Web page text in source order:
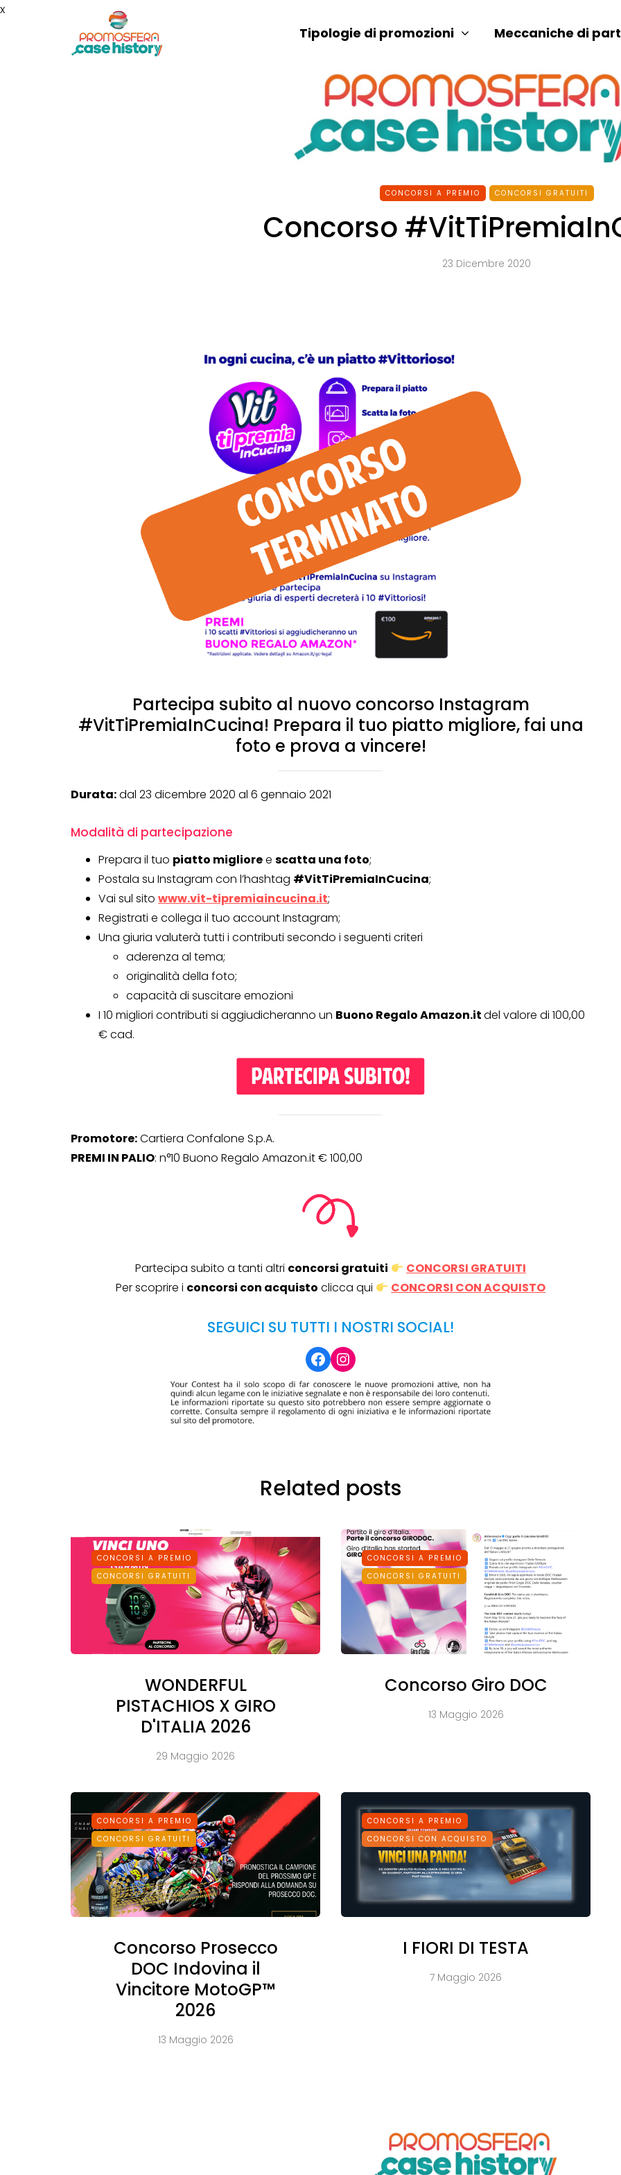
x
Tipologie di promozioni Meccaniche di
CONCORSI A PREMIO CONCORSI GRATUITI
Concorso
23 Dicembre 2020
Partecipa subito al nuovo concorso Instagram
#VitTiPremiaInCucina! Prepara il tuo piatto migliore, fai una
foto e prova a vincere!
Durata:dal 23 dicembre 2020 al 6 gennaio 2021
Modalità di partecipazione
Prepara il tuo piatto miglioree scatta una foto;
Postala su Instagram con l’hashtag #VitTiPremiaInCucina;
Vai sul sito www.vit-tipremiaincucina.it;
Registrati e collega il tuo account Instagram;
Una giuria valuterà tutti i contributi secondo i seguenti criteri
aderenza al tema;
originalità della foto;
capacità di suscitare emozioni
I 10 migliori contributi si aggiudicheranno un Buono Regalo Amazon.itdel valore di 100,00
€ cad.
Promotore:Cartiera Confalone S.p.A.
PREMI IN PALIO: n°10 Buono Regalo Amazon.it € 100,00
Partecipa subito a tanti altri concorsi gratuiti
CONCORSI GRATUITI
Per scoprire i concorsi con acquisto clicca qui CONCORSI CON ACQUISTO
SEGUICI SU TUTTI I NOSTRI SOCIAL!
Facebook
Instagram
Related posts
CONCORSI A PREMIO
CONCORSI GRATUITI
WONDERFUL
PISTACHIOS X GIRO
D'ITALIA 2026
29 Maggio 2026
CONCORSI A PREMIO
CONCORSI GRATUITI
Concorso Giro DOC
13 Maggio 2026
CONCORSI A PREMIO
CONCORSI GRATUITI
Concorso Prosecco
DOC Indovina il
Vincitore MotoGP™
2026
13 Maggio 2026
CONCORSI A PREMIO
CONCORSI CON ACQUISTO
I FIORI DI TESTA
7 Maggio 2026
CONCORSI A PREMIO
Genertel e
Genertellife ti
in buoni!
Operazione a premio
2022”